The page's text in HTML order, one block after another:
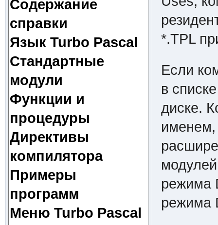
Содержание
справки
Язык Turbo Pascal
Стандартные
модули
Функции и
процедуры
Директивы
компилятора
Примеры
программ
Меню Turbo Pascal
*.TPL
Если
в
диске.
режима
режима